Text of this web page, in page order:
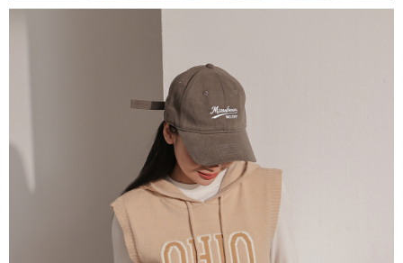
semakan dan pembetulan data yang diperlukan untuk bil ansuran oleh